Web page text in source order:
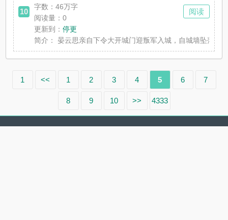
10
字数：46万字
阅读量：0
更新到：停更
简介：
晏云思亲自下令大开城门迎叛军入城，自城墙坠落意
阅读
1 << 1 2 3 4 5 6 7
8 9 10 >> 4333